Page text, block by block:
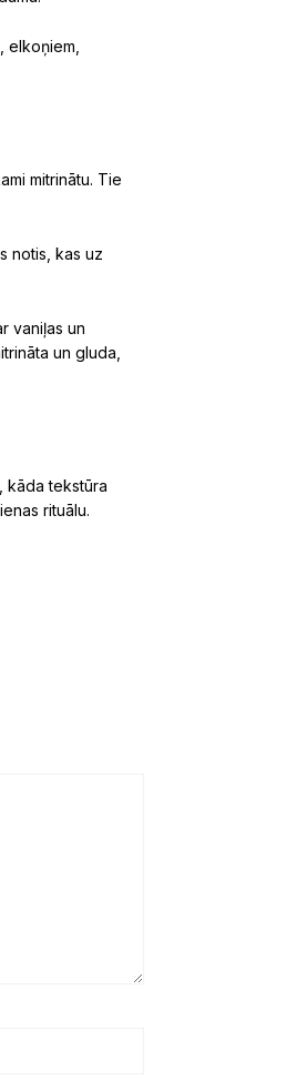
elkoņiem,
mitrinātu. Tie
notis, kas uz
vaniļas un
un gluda,
kāda tekstūra
rituālu.